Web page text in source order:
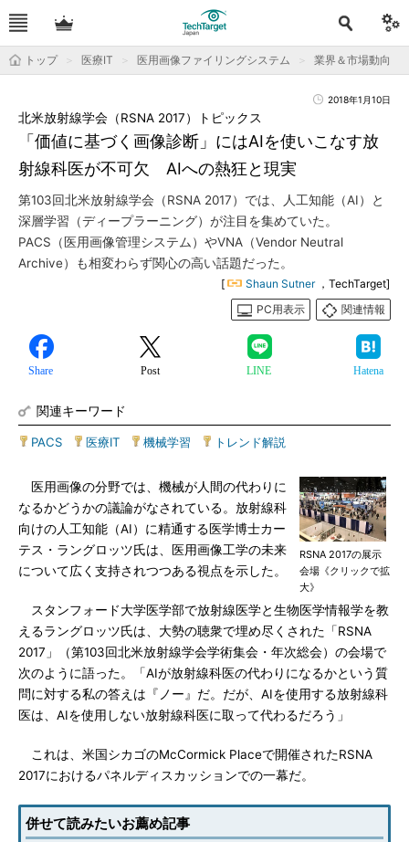
トップ 医療IT 医用画像ファイリングシステム 業界＆市場動向
2018年1月10日
「価値に基づく画像診断」にはAIを使いこなす放
射線科医が不可欠 AIへの熱狂と現実
北米放射線学会（RSNA 2017）トピックス
第103回北米放射線学会（RSNA 2017）では、人工知能（AI）と
深層学習（ディープラーニング）が注目を集めていた。
PACS（医用画像管理システム）やVNA（Vendor Neutral
Archive）も相変わらず関心の高い話題だった。
[ Shaun Sutner ，TechTarget]
PC用表示
関連情報
Share Post LINE Hatena
関連キーワード
PACS 医療IT 機械学習 トレンド解説
RSNA 2017の展示
会場《クリックで拡
大》
医用画像の分野では、機械が人間の代わりに
なるかどうかの議論がなされている。放射線科
向けの人工知能（AI）に精通する医学博士カー
テス・ラングロッツ氏は、医用画像工学の未来
について広く支持されつつある視点を示した。
スタンフォード大学医学部で放射線医学と生物医学情報学を教
えるラングロッツ氏は、大勢の聴衆で埋め尽くされた「RSNA
2017」（第103回北米放射線学会学術集会・年次総会）の会場で
次のように語った。「AIが放射線科医の代わりになるかという質
問に対する私の答えは『ノー』だ。だが、AIを使用する放射線科
医は、AIを使用しない放射線科医に取って代わるだろう」
これは、米国シカゴのMcCormick Placeで開催されたRSNA
2017におけるパネルディスカッションでの一幕だ。
併せて読みたいお薦め記事